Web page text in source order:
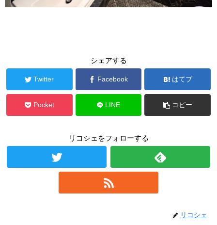
シェアする
Twitter Facebook はてブ
Pocket LINE コピー
リコシェをフォローする
リコシェ